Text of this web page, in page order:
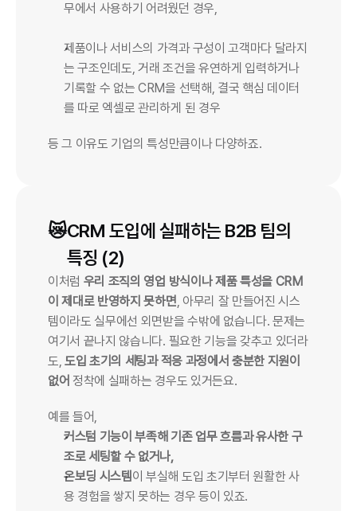
무에서 사용하기 어려웠던 경우,
제품이나 서비스의 가격과 구성이 고객마다 달라지
는 구조인데도, 거래 조건을 유연하게 입력하거나
기록할 수 없는 CRM을 선택해, 결국 핵심 데이터
를 따로 엑셀로 관리하게 된 경우
등 그 이유도 기업의 특성만큼이나 다양하죠.
😿CRM 도입에 실패하는 B2B 팀의
특징 (2)
이처럼 우리 조직의 영업 방식이나 제품 특성을 CRM
이 제대로 반영하지 못하면, 아무리 잘 만들어진 시스
템이라도 실무에선 외면받을 수밖에 없습니다. 문제는
여기서 끝나지 않습니다. 필요한 기능을 갖추고 있더라
도, 도입 초기의 세팅과 적응 과정에서 충분한 지원이
없어 정착에 실패하는 경우도 있거든요.
예를 들어,
커스텀 기능이 부족해 기존 업무 흐름과 유사한 구
조로 세팅할 수 없거나,
온보딩 시스템이 부실해 도입 초기부터 원활한 사
용 경험을 쌓지 못하는 경우 등이 있죠.